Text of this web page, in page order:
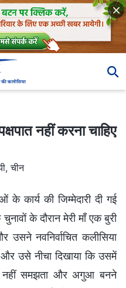
नहीं करना चाहिए
चीन
कार्य की जिम्मेदारी दी गई
के दौरान मेरी माँ एक बुरी
नवनिर्वाचित कलीसिया
उसे नीचा दिखाया कि उसमें
नहीं समझता और अगुआ बनने